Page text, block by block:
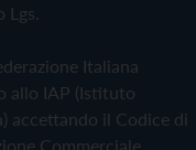
Italiana
allo IAP (Istituto
accettando il Codice di
Commerciale